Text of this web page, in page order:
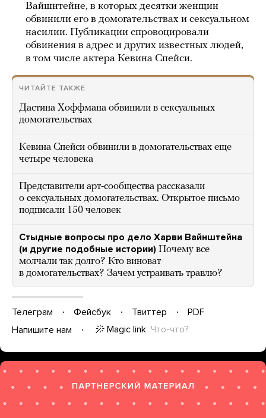
Вайшнтейне, в которых десятки женщин
обвинили его в домогательствах и сексуальном
насилии. Публикации спровоцировали
обвинения в адрес и других известных людей,
в том числе актера Кевина Спейси.
ЧИТАЙТЕ ТАКЖЕ
Дастина Хоффмана обвинили в сексуальных
домогательствах
Кевина Спейси обвинили в домогательствах еще
четыре человека
Представители арт-сообщества рассказали
о сексуальных домогательствах. Открытое письмо
подписали 150 человек
Стыдные вопросы про дело Харви Вайнштейна
(и другие подобные истории) Почему все
молчали так долго? Кто виноват
в домогательствах? Зачем устраивать травлю?
Телеграм Фейсбук Твиттер
PDF
Напишите нам
Magic link Что-что?